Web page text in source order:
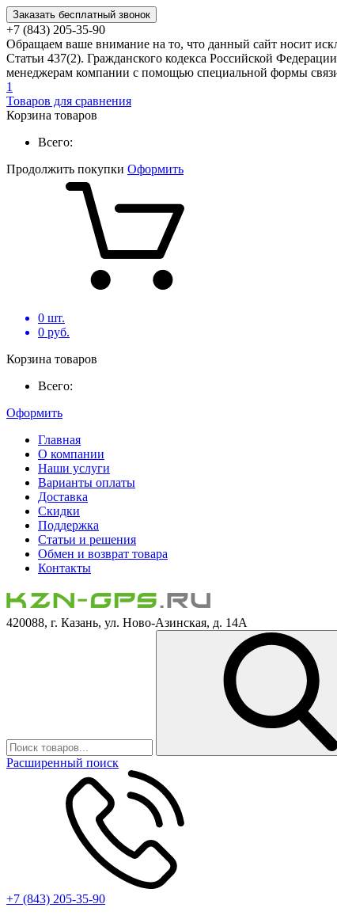
Заказать бесплатный звонок
+7 (843) 205-35-90
Обращаем ваше внимание на то, что данный сайт носит
Статьи 437(2). Гражданского кодекса Российской
менеджерам компании с помощью специальной формы
1
Товаров для сравнения
Корзина товаров
Всего:
Продолжить покупки Оформить
0 шт.
0 руб.
Корзина товаров
Всего:
Оформить
Главная
О компании
Наши услуги
Варианты оплаты
Доставка
Скидки
Поддержка
Статьи и решения
Обмен и возврат товара
Контакты
420088, г. Казань, ул. Ново-Азинская, д. 14А
Расширенный поиск
+7 (843) 205-35-90